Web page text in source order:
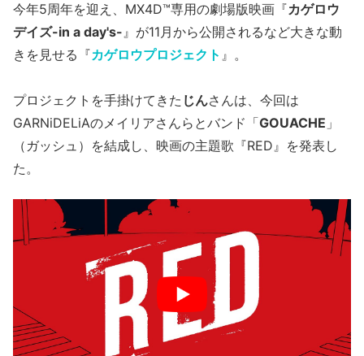
今年5周年を迎え、MX4D™専用の劇場版映画『カゲロウ
デイズ-in a day's-』が11月から公開されるなど大きな動
きを見せる『カゲロウプロジェクト 』。
プロジェクトを手掛けてきた じんさんは、今回は
GARNiDELiAのメイリアさんらとバンド「GOUACHE 」
（ガッシュ）を結成し、映画の主題歌『RED』を発表し
た。